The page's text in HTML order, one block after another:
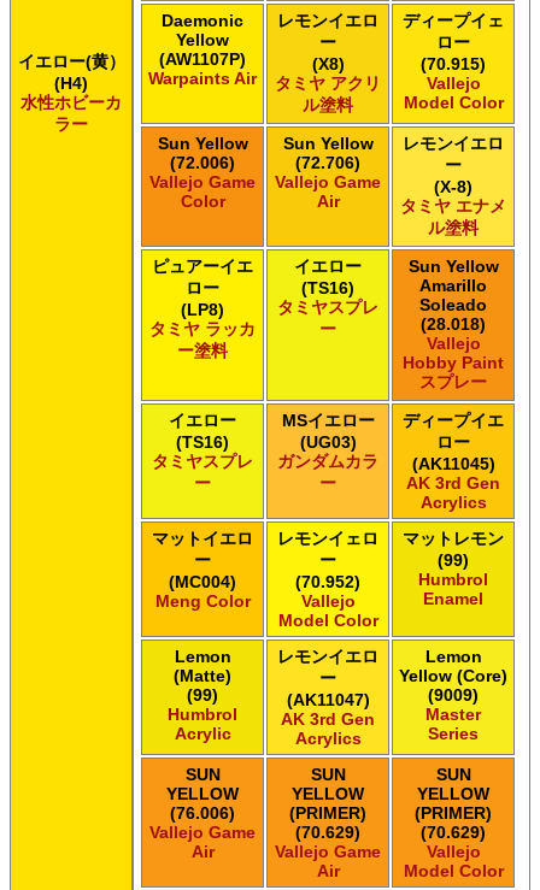
イエロー(黄）
(H4)
水性ホビーカ
ラー
Daemonic
Yellow
(AW1107P)
Warpaints Air
レモンイエロ
ー
(X8)
タミヤ アクリ
ル塗料
ディープイェ
ロー
(70.915)
Vallejo
Model Color
Sun Yellow
(72.006)
Vallejo Game
Color
Sun Yellow
(72.706)
Vallejo Game
Air
レモンイエロ
ー
(X-8)
タミヤ エナメ
ル塗料
ピュアーイエ
ロー
(LP8)
タミヤ ラッカ
ー塗料
イエロー
(TS16)
タミヤスプレ
ー
Sun Yellow
Amarillo
Soleado
(28.018)
Vallejo
Hobby Paint
スプレー
イエロー
(TS16)
タミヤスプレ
ー
MSイエロー
(UG03)
ガンダムカラ
ー
ディープイエ
ロー
(AK11045)
AK 3rd Gen
Acrylics
マットイエロ
ー
(MC004)
Meng Color
レモンイェロ
ー
(70.952)
Vallejo
Model Color
マットレモン
(99)
Humbrol
Enamel
Lemon
(Matte)
(99)
Humbrol
Acrylic
レモンイエロ
ー
(AK11047)
AK 3rd Gen
Acrylics
Lemon
Yellow (Core)
(9009)
Master
Series
SUN
YELLOW
(76.006)
Vallejo Game
Air
SUN
YELLOW
(PRIMER)
(70.629)
Vallejo Game
Air
SUN
YELLOW
(PRIMER)
(70.629)
Vallejo
Model Color